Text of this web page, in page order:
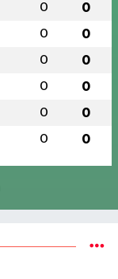
0 0
0 0
0 0
0 0
0 0
0 0